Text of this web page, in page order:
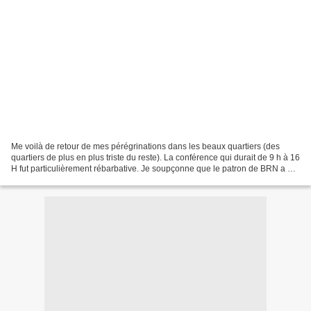
Me voilà de retour de mes pérégrinations dans les beaux quartiers (des
quartiers de plus en plus triste du reste). La conférence qui durait de 9 h à 16
H fut particulièrement rébarbative. Je soupçonne que le patron de BRN a pu